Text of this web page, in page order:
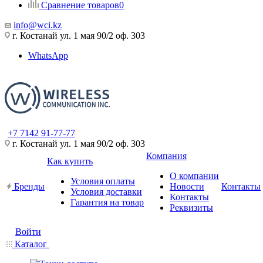
Сравнение товаров0
info@wci.kz
г. Костанай ул. 1 мая 90/2 оф. 303
WhatsApp
+7 7142 91-77-77
г. Костанай ул. 1 мая 90/2 оф. 303
Бренды
Как купить
Условия оплаты
Условия доставки
Гарантия на товар
Компания
О компании
Новости
Контакты
Реквизиты
Контакты
Войти
Каталог